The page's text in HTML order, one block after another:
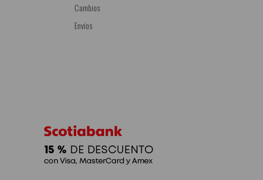
Cambios
Envíos